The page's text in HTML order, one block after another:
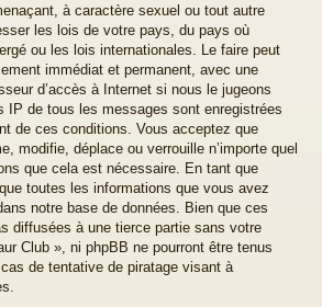
à caractère sexuel ou tout autre
les lois de votre pays, du pays où
ou les lois internationales. Le faire peut
immédiat et permanent, avec une
d’accès à Internet si nous le jugeons
IP de tous les messages sont enregistrées
de ces conditions. Vous acceptez que
modifie, déplace ou verrouille n’importe quel
que cela est nécessaire. En tant que
toutes les informations que vous avez
notre base de données. Bien que ces
diffusées à une tierce partie sans votre
Club », ni phpBB ne pourront être tenus
de tentative de piratage visant à